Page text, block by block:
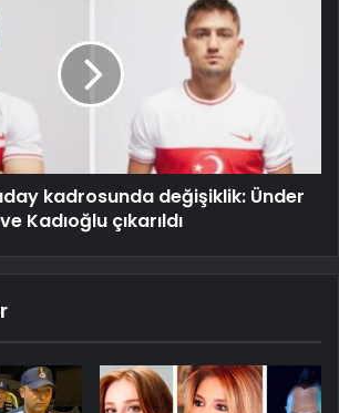
kadrosunda değişiklik: Ünder
ve Kadıoğlu çıkarıldı